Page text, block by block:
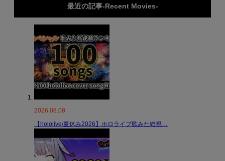
最近の記事-Recent Movies-
2026.08.08
【hololive/夏休み2026】ホロライブ歌みた総視…